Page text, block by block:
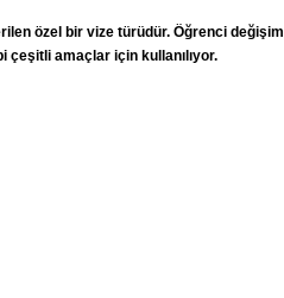
özel bir vize türüdür. Öğrenci değişim
çeşitli amaçlar için kullanılıyor.